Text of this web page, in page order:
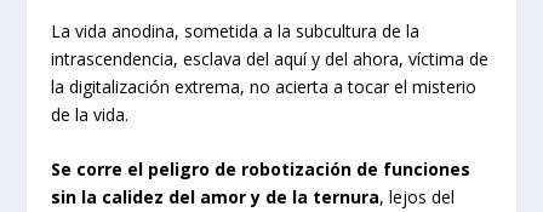
La vida anodina, sometida a la subcultura de la
intrascendencia, esclava del aquí y del ahora, víctima de
la digitalización extrema, no acierta a tocar el misterio
de la vida.
Se corre el peligro de robotización de funciones
sin la calidez del amor y de la ternura, lejos del